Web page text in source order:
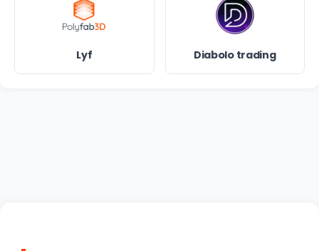
Lyf Diabolo trading